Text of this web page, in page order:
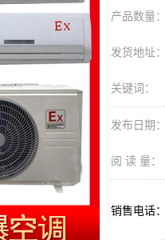
产品数量：
发货地址：
关键词：
发布日期：
阅 读 量：
销售电话：